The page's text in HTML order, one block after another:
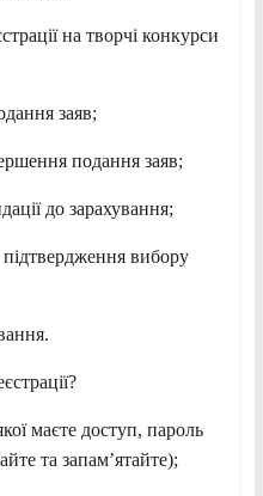
на творчі конкурси
заяв;
подання заяв;
до зарахування;
вибору
маєте доступ, пароль
та запам’ятайте);